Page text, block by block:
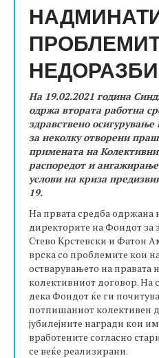
На 19.02.2021 година
одржа втората работна
здравствено осигурување
за неколку отворени
примената на
распоредот и
услови на криза
19.
На првата средба одржана
директорите на Фондот за
Стево Крстевски и Фатон
врска со проблемите кои
остварувањето на правата
колективниот договор. На
дека Фондот ќе ги
потпишаниот колективен
јубилејните награди кои
вработените согласно
се веќе реализирани.